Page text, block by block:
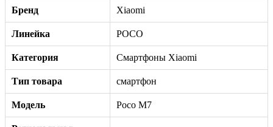
Бренд Xiaomi
Линейка POCO
Категория Смартфоны Xiaomi
Тип товара смартфон
Модель Poco M7